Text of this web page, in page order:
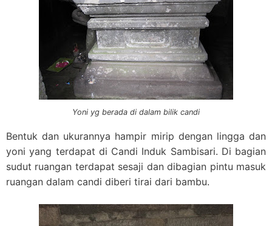
Yoni yg berada di dalam bilik candi
Bentuk dan ukurannya hampir mirip dengan lingga dan
yoni yang terdapat di Candi Induk Sambisari. Di bagian
sudut ruangan terdapat sesaji dan dibagian pintu masuk
ruangan dalam candi diberi tirai dari bambu.